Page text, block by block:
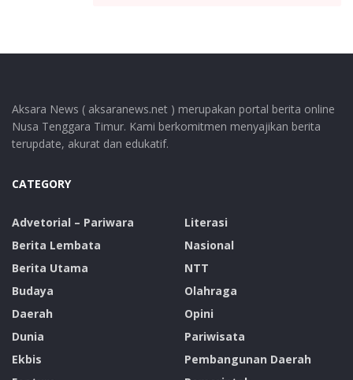
Aksara News ( aksaranews.net ) merupakan portal berita online
Nusa Tenggara Timur. Kami berkomitmen menyajikan berita
terupdate, akurat dan edukatif.
CATEGORY
Advetorial – Pariwara
Berita Lembata
Berita Utama
Budaya
Daerah
Dunia
Ekbis
Literasi
Nasional
NTT
Olahraga
Opini
Pariwisata
Pembangunan Daerah